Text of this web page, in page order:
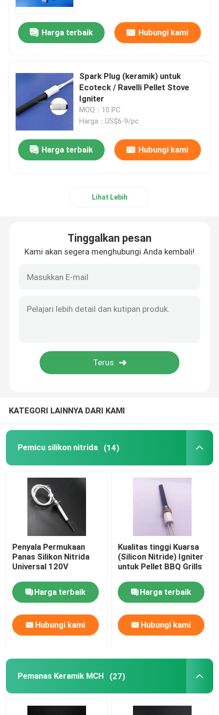
Harga terbaik Hubungi kami
Spark Plug (keramik) untuk
Ecoteck / Ravelli Pellet Stove
Igniter
MOQ：10 PC
Harga：US$6-9/pc
Harga terbaik Hubungi kami
Lihat Lebih
Tinggalkan pesan
Kami akan segera menghubungi Anda kembali!
KATEGORI LAINNYA DARI KAMI
Pemicu silikon nitrida (14)
Penyala Permukaan
Panas Silikon Nitrida
Universal 120V
Harga terbaik
Hubungi kami
Kualitas tinggi Kuarsa
(Silicon Nitride) Igniter
untuk Pellet BBQ Grills
Harga terbaik
Hubungi kami
Pemanas Keramik MCH (27)